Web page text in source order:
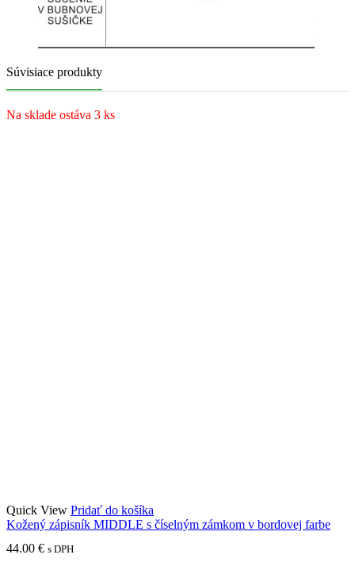
Súvisiace produkty
Na sklade ostáva 3 ks
Quick View Pridať do košíka
Kožený zápisník MIDDLE s číselným zámkom v bordovej farbe
44.00 € s DPH